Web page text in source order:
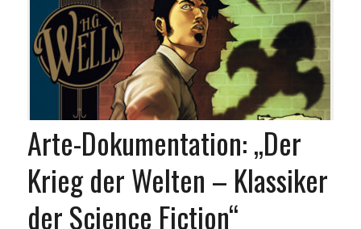
Arte-Dokumentation: „Der
Krieg der Welten – Klassiker
der Science Fiction“